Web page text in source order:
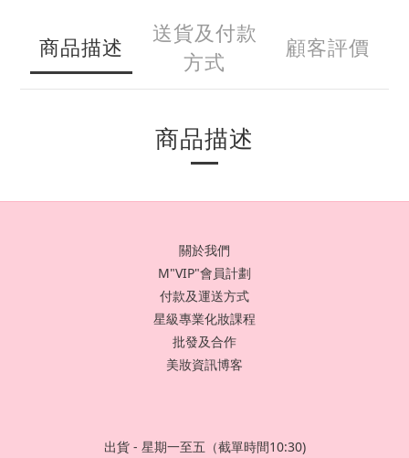
商品描述
送貨及付款
方式
顧客評價
商品描述
關於我們
M"VIP"會員計劃
付款及運送方式
星級專業化妝課程
批發及合作
美妝資訊博客
出貨 - 星期一至五（截單時間10:30)